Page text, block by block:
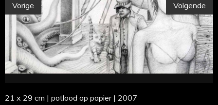
Vorige Volgende
21 x 29 cm | potlood op papier | 2007